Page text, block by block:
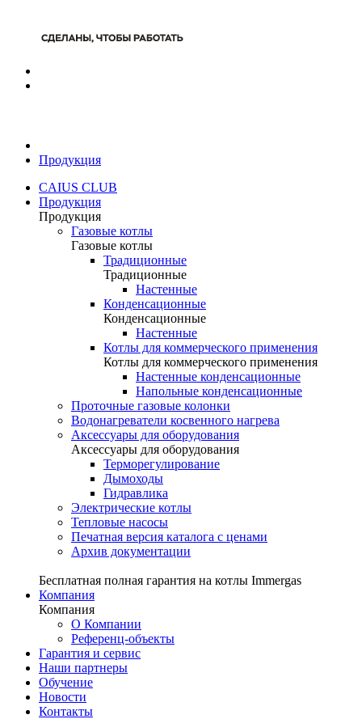
Продукция
CAIUS CLUB
Продукция
Продукция
Газовые котлы
Газовые котлы
Традиционные
Традиционные
Настенные
Конденсационные
Конденсационные
Настенные
Котлы для коммерческого применения
Котлы для коммерческого применения
Настенные конденсационные
Напольные конденсационные
Проточные газовые колонки
Водонагреватели косвенного нагрева
Аксессуары для оборудования
Аксессуары для оборудования
Терморегулирование
Дымоходы
Гидравлика
Электрические котлы
Тепловые насосы
Печатная версия каталога с ценами
Архив документации
Бесплатная полная гарантия на котлы Immergas
Компания
Компания
О Компании
Референц-объекты
Гарантия и сервис
Наши партнеры
Обучение
Новости
Контакты